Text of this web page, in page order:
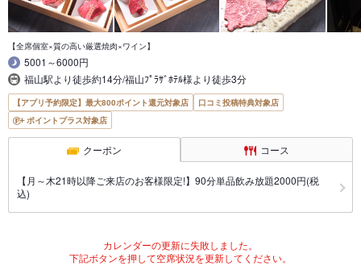
【全席個室×質の高い厳選焼肉×ワイン】
5001～6000円
福山駅より徒歩約14分/福山ﾌﾟﾗｻﾞﾎﾃﾙ様より徒歩3分
【アプリ予約限定】最大800ポイント還元対象店
口コミ投稿特典対象店
ポイントプラス対象店
クーポン コース
【月～木21時以降ご来店のお客様限定!】90分単品飲み放題2000円(税
込)
カレンダーの更新に失敗しました。
下記ボタンを押して空席状況を更新してください。